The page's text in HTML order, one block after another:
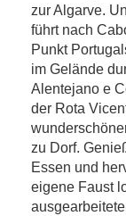
zur Algarve.
führt nach
Punkt
im Gelände
Alentejano e
der Rota
zu Dorf.
Essen und
eigene Faust